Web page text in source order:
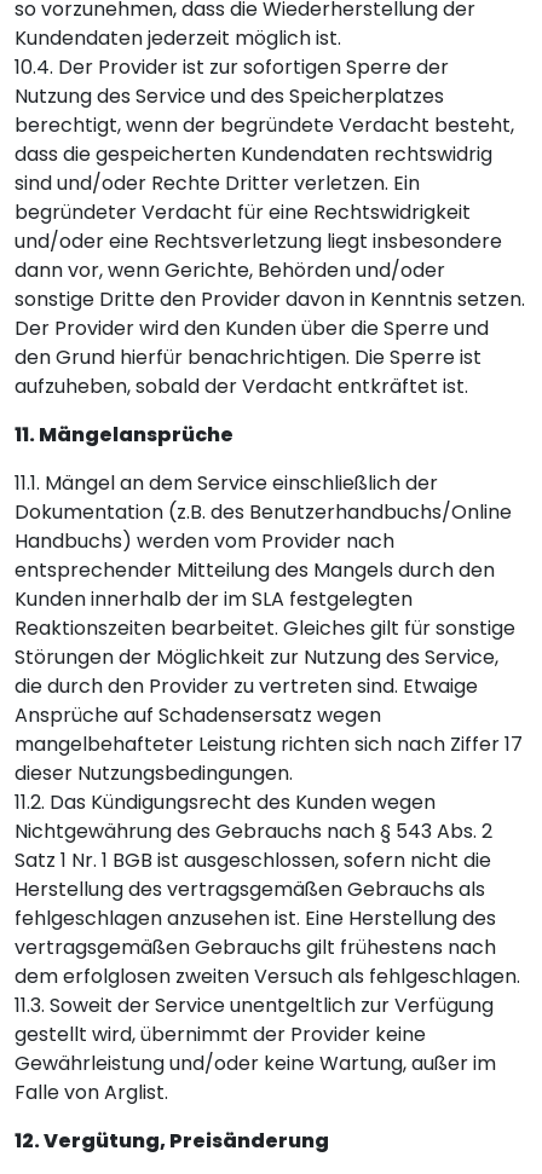
so vorzunehmen, dass die Wiederherstellung der
Kundendaten jederzeit möglich ist.
10.4. Der Provider ist zur sofortigen Sperre der
Nutzung des Service und des Speicherplatzes
berechtigt, wenn der begründete Verdacht besteht,
dass die gespeicherten Kundendaten rechtswidrig
sind und/oder Rechte Dritter verletzen. Ein
begründeter Verdacht für eine Rechtswidrigkeit
und/oder eine Rechtsverletzung liegt insbesondere
dann vor, wenn Gerichte, Behörden und/oder
sonstige Dritte den Provider davon in Kenntnis setzen.
Der Provider wird den Kunden über die Sperre und
den Grund hierfür benachrichtigen. Die Sperre ist
aufzuheben, sobald der Verdacht entkräftet ist.
11. Mängelansprüche
11.1. Mängel an dem Service einschließlich der
Dokumentation (z.B. des Benutzerhandbuchs/Online
Handbuchs) werden vom Provider nach
entsprechender Mitteilung des Mangels durch den
Kunden innerhalb der im SLA festgelegten
Reaktionszeiten bearbeitet. Gleiches gilt für sonstige
Störungen der Möglichkeit zur Nutzung des Service,
die durch den Provider zu vertreten sind. Etwaige
Ansprüche auf Schadensersatz wegen
mangelbehafteter Leistung richten sich nach Ziffer 17
dieser Nutzungsbedingungen.
11.2. Das Kündigungsrecht des Kunden wegen
Nichtgewährung des Gebrauchs nach § 543 Abs. 2
Satz 1 Nr. 1 BGB ist ausgeschlossen, sofern nicht die
Herstellung des vertragsgemäßen Gebrauchs als
fehlgeschlagen anzusehen ist. Eine Herstellung des
vertragsgemäßen Gebrauchs gilt frühestens nach
dem erfolglosen zweiten Versuch als fehlgeschlagen.
11.3. Soweit der Service unentgeltlich zur Verfügung
gestellt wird, übernimmt der Provider keine
Gewährleistung und/oder keine Wartung, außer im
Falle von Arglist.
12. Vergütung, Preisänderung